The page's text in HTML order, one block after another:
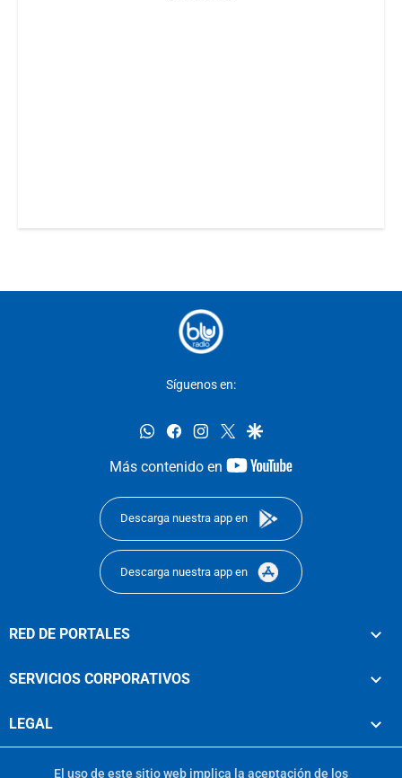
Síguenos en:
whatsappfacebookinstagram
twittergoogle
Más contenido en
youtube-
Descarga nuestra app en
Descarga nuestra app en
RED DE PORTALES
SERVICIOS CORPORATIVOS
LEGAL
El uso de este sitio web implica la aceptación de los